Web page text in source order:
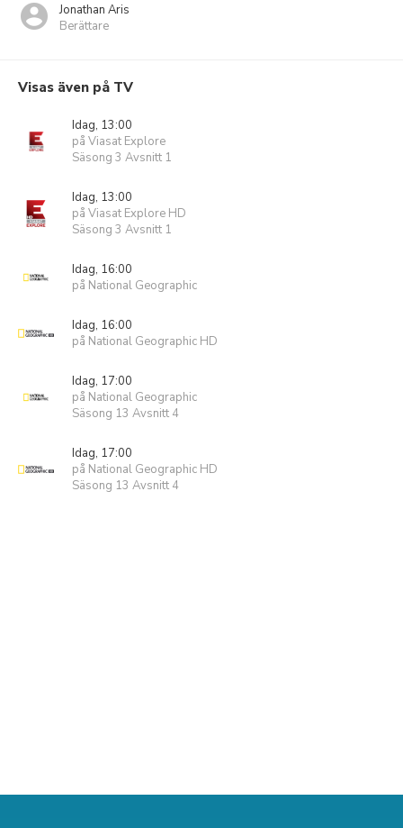
Jonathan Aris
Berättare
Visas även på TV
Idag, 13:00
på Viasat Explore
Säsong 3 Avsnitt 1
Idag, 13:00
på Viasat Explore HD
Säsong 3 Avsnitt 1
Idag, 16:00
på National Geographic
Idag, 16:00
på National Geographic HD
Idag, 17:00
på National Geographic
Säsong 13 Avsnitt 4
Idag, 17:00
på National Geographic HD
Säsong 13 Avsnitt 4